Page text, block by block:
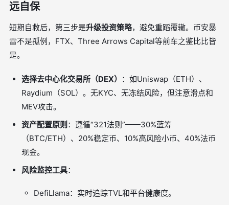
远自保
短期自救后，第三步是升级投资策略，避免重蹈覆辙。币安暴
雷不是孤例，FTX、Three Arrows Capital等前车之鉴比比皆
是。
选择去中心化交易所（DEX） ：如Uniswap（ETH）、
Raydium（SOL）。无KYC、无冻结风险，但注意滑点和
MEV攻击。
资产配置原则 ：遵循“321法则”——30%蓝筹
（BTC/ETH）、20%稳定币、10%高风险小币、40%法币
现金。
风险监控工具：
DefiLlama：实时追踪TVL和平台健康度。